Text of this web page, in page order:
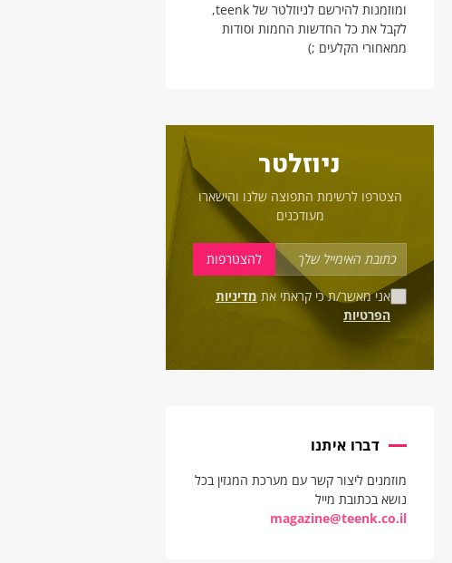
ומוזמנות להירשם לניוזלטר של teenk,
לקבל את כל החדשות החמות וסודות
ממאחורי הקלעים ;)
ניוזלטר
הצטרפו לרשימת התפוצה שלנו והישארו
מעודכנים
אני מאשר/ת כי קראתי את מדיניות
הפרטיות
דברו איתנו
מוזמנים ליצור קשר עם מערכת המגזין בכל
נושא בכתובת מייל
magazine@teenk.co.il